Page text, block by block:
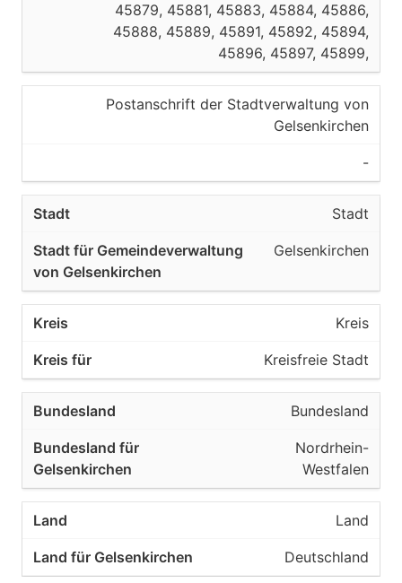
Referat 62 Vermessung und
Kataster
45891
Gelsenkirchen
Kreisfreie Stadt
Referat 62 Vermessung und
Kataster
Gelsenkirchen
Referat 62 Vermessung und
Kataster
45894
Gelsenkirchen
Kreisfreie Stadt
Referat 62 Vermessung und
45879, 45881, 45883, 45884, 45886,
45888, 45889, 45891, 45892, 45894,
45896, 45897, 45899,
Postanschrift der Stadtverwaltung von
Gelsenkirchen
-
Stadt
Gelsenkirchen
Kreis
Kreisfreie Stadt
Bundesland
Nordrhein-
Westfalen
Land
Deutschland